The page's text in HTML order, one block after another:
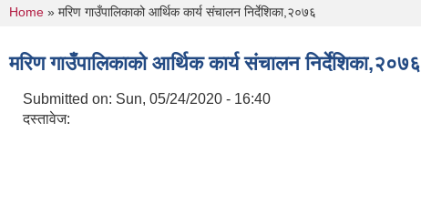
You are here
Home » मरिण गाउँपालिकाको आर्थिक कार्य संचालन निर्देशिका,२०७६
मरिण गाउँपालिकाको आर्थिक कार्य संचालन निर्देशिका,२०७६
Submitted on: Sun, 05/24/2020 - 16:40
दस्तावेज: